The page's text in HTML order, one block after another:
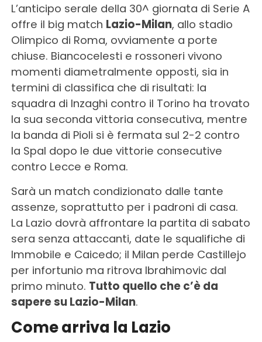
L’anticipo serale della 30^ giornata di Serie A
offre il big match Lazio-Milan, allo stadio
Olimpico di Roma, ovviamente a porte
chiuse. Biancocelesti e rossoneri vivono
momenti diametralmente opposti, sia in
termini di classifica che di risultati: la
squadra di Inzaghi contro il Torino ha trovato
la sua seconda vittoria consecutiva, mentre
la banda di Pioli si è fermata sul 2-2 contro
la Spal dopo le due vittorie consecutive
contro Lecce e Roma.
Sarà un match condizionato dalle tante
assenze, soprattutto per i padroni di casa.
La Lazio dovrà affrontare la partita di sabato
sera senza attaccanti, date le squalifiche di
Immobile e Caicedo; il Milan perde Castillejo
per infortunio ma ritrova Ibrahimovic dal
primo minuto. Tutto quello che c’è da
sapere su Lazio-Milan.
Come arriva la Lazio